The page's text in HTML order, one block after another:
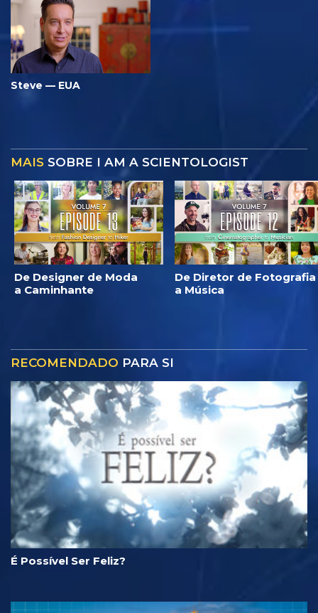
Steve — EUA
MAIS SOBRE I AM A SCIENTOLOGIST
De Designer de Moda
a Caminhante
De Diretor de Fotografia
a Música
RECOMENDADO PARA SI
É Possível Ser Feliz?